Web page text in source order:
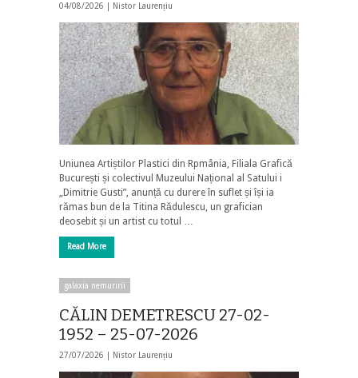
04/08/2026 | Nistor Laurențiu
Uniunea Artiștilor Plastici din Rpmânia, Filiala Grafică
București și colectivul Muzeului Național al Satului i
„Dimitrie Gusti”, anunță cu durere în suflet și își ia
rămas bun de la Titina Rădulescu, un grafician
deosebit și un artist cu totul …
Read More
galaxia nemuririi
CĂLIN DEMETRESCU 27-02-
1952 – 25-07-2026
27/07/2026 | Nistor Laurențiu